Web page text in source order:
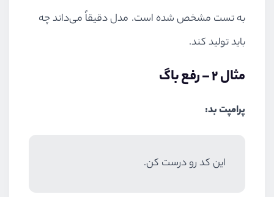
به تست مشخص شده است. مدل دقیقاً می‌داند چه
باید تولید کند.
مثال ۲ – رفع باگ
پرامپت بد:
این کد رو درست کن.